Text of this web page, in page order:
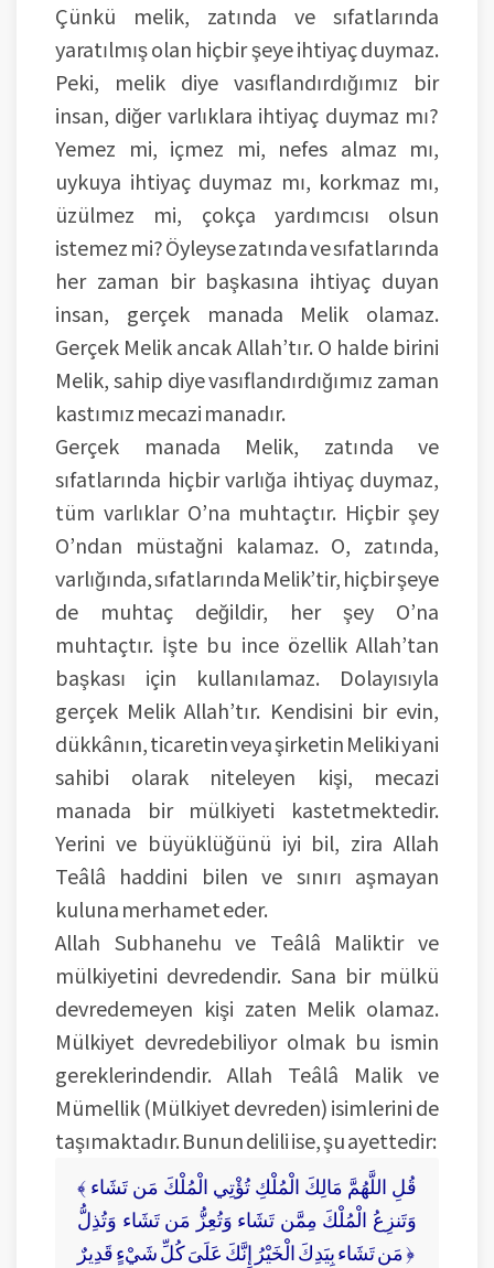
Çünkü melik, zatında ve sıfatlarında
yaratılmış olan hiçbir şeye ihtiyaç duymaz.
Peki, melik diye vasıflandırdığımız bir
insan, diğer varlıklara ihtiyaç duymaz mı?
Yemez mi, içmez mi, nefes almaz mı,
uykuya ihtiyaç duymaz mı, korkmaz mı,
üzülmez mi, çokça yardımcısı olsun
istemez mi? Öyleyse zatında ve sıfatlarında
her zaman bir başkasına ihtiyaç duyan
insan, gerçek manada Melik olamaz.
Gerçek Melik ancak Allah’tır. O halde birini
Melik, sahip diye vasıflandırdığımız zaman
kastımız mecazi manadır.
Gerçek manada Melik, zatında ve
sıfatlarında hiçbir varlığa ihtiyaç duymaz,
tüm varlıklar O’na muhtaçtır. Hiçbir şey
O’ndan müstağni kalamaz. O, zatında,
varlığında, sıfatlarında Melik’tir, hiçbir şeye
de muhtaç değildir, her şey O’na
muhtaçtır. İşte bu ince özellik Allah’tan
başkası için kullanılamaz. Dolayısıyla
gerçek Melik Allah’tır. Kendisini bir evin,
dükkânın, ticaretin veya şirketin Meliki yani
sahibi olarak niteleyen kişi, mecazi
manada bir mülkiyeti kastetmektedir.
Yerini ve büyüklüğünü iyi bil, zira Allah
Teâlâ haddini bilen ve sınırı aşmayan
kuluna merhamet eder.
Allah Subhanehu ve Teâlâ Maliktir ve
mülkiyetini devredendir. Sana bir mülkü
devredemeyen kişi zaten Melik olamaz.
Mülkiyet devredebiliyor olmak bu ismin
gereklerindendir. Allah Teâlâ Malik ve
Mümellik (Mülkiyet devreden) isimlerini de
taşımaktadır. Bunun delili ise, şu ayettedir:
﴾ قُلِ اللَّهُمَّ مَالِكَ الْمُلْكِ تُؤْتِي الْمُلْكَ مَن تَشَاء
وَتَنزِعُ الْمُلْكَ مِمَّن تَشَاء وَتُعِزُّ مَن تَشَاء وَتُذِلُّ
مَن تَشَاء بِيَدِكَ الْخَيْرُ إِنَّكَ عَلَىَ كُلِّ شَيْءٍ قَدِيرٌ ﴿